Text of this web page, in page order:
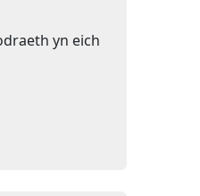
yn eich